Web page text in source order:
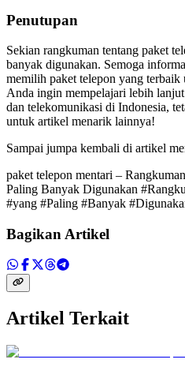
Penutupan
Sekian rangkuman tentang paket
banyak digunakan. Semoga
memilih paket telepon yang
Anda ingin mempelajari lebih
dan telekomunikasi di Indonesia,
untuk artikel menarik lainnya!
Sampai jumpa kembali di artikel
paket telepon mentari –
Paling Banyak Digunakan
#yang #Paling #Banyak
Bagikan Artikel
Artikel Terkait